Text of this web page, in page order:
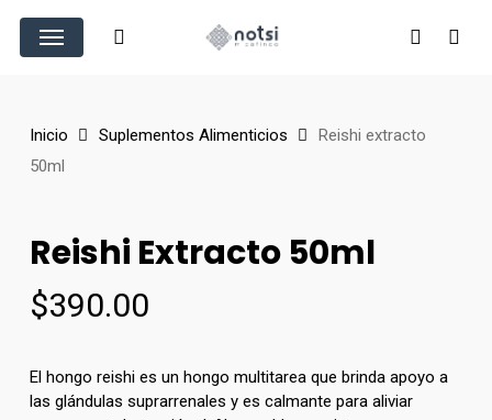
main
account
Menu
Inicio Suplementos Alimenticios
Reishi extracto
50ml
Reishi Extracto 50ml
$390.00
El hongo reishi es un hongo multitarea que brinda apoyo a
las glándulas suprarrenales y es calmante para aliviar